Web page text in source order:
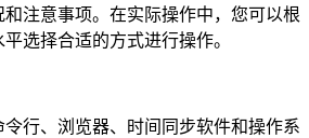
注意事项。在实际操作中，您可以根
选择合适的方式进行操作。
、浏览器、时间同步软件和操作系